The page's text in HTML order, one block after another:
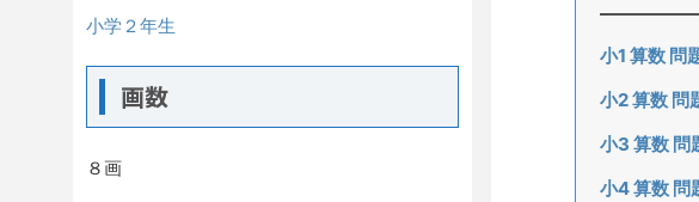
小学２年生
画数
８画
小1 算数 問
小2 算数 問
小3 算数 問
小4 算数 問